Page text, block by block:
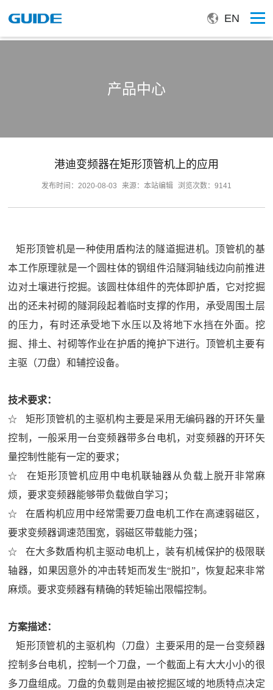
EN
产品中心
港迪变频器在矩形顶管机上的应用
发布时间：2020-08-03 来源：本站编辑 浏览次数：9141
矩形顶管机是一种使用盾构法的隧道掘进机。顶管机的基
本工作原理就是一个圆柱体的钢组件沿隧洞轴线边向前推进
边对土壤进行挖掘。该圆柱体组件的壳体即护盾，它对挖掘
出的还未衬砌的隧洞段起着临时支撑的作用，承受周围土层
的压力，有时还承受地下水压以及将地下水挡在外面。挖
掘、排土、衬砌等作业在护盾的掩护下进行。顶管机主要有
主驱（刀盘）和辅控设备。
技术要求：
☆ 矩形顶管机的主驱机构主要是采用无编码器的开环矢量
控制，一般采用一台变频器带多台电机，对变频器的开环矢
量控制性能有一定的要求；
☆在矩形顶管机应用中电机联轴器从负载上脱开非常麻
烦，要求变频器能够带负载做自学习；
☆ 在盾构机应用中经常需要刀盘电机工作在高速弱磁区，
要求变频器调速范围宽，弱磁区带载能力强；
☆ 在大多数盾构机主驱动电机上，装有机械保护的极限联
轴器，如果因意外的冲击转矩而发生“脱扣”，恢复起来非常
麻烦。要求变频器有精确的转矩输出限幅控制。
方案描述：
矩形顶管机的主驱机构（刀盘）主要采用的是一台变频器
控制多台电机，控制一个刀盘，一个截面上有大大小小的很
多刀盘组成。刀盘的负载则是由被挖掘区域的地质特点决定